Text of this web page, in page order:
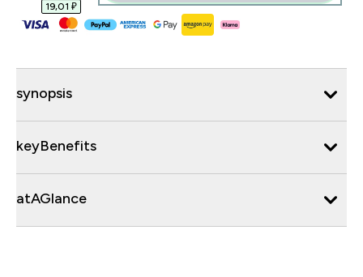
19,01 ₽‎
synopsis
keyBenefits
atAGlance